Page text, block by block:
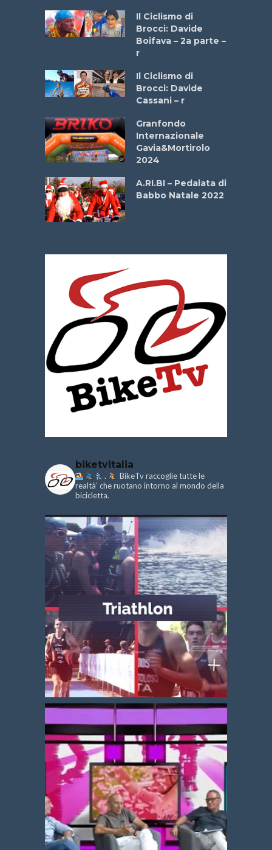
Il Ciclismo di
Brocci: Davide
Boifava – 2a parte –
r
Il Ciclismo di
Brocci: Davide
Cassani – r
Granfondo
Internazionale
Gavia&Mortirolo
2024
A.RI.BI – Pedalata di
Babbo Natale 2022
biketvitalia
.
BikeTv raccoglie tutte le
realtà’ che ruotano intorno al mondo della
bicicletta.